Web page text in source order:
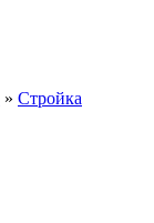
» Стройка